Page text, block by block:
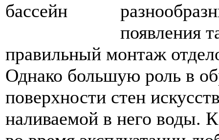
появления
правильный монтаж
Однако большую роль в
поверхности стен
наливаемой в него воды.